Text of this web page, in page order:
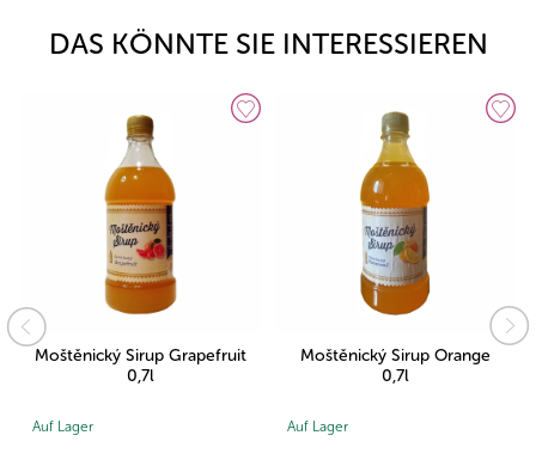
DAS KÖNNTE SIE INTERESSIEREN
Moštěnický Sirup Grapefruit
0,7l
Auf Lager
Moštěnický Sirup Orange
0,7l
Auf Lager